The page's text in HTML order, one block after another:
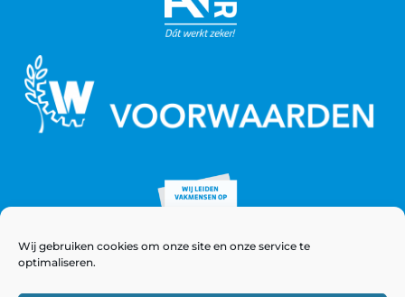
Wij gebruiken cookies om onze site en onze service te
optimaliseren.